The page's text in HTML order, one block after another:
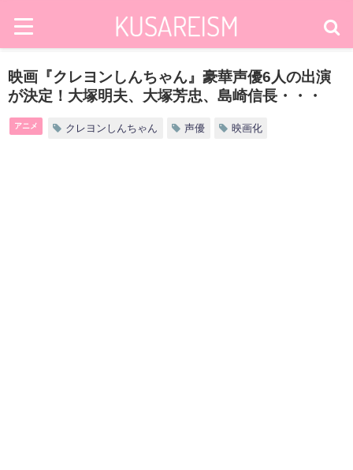
映画『クレヨンしんちゃん』豪華声優6人の出演
が決定！大塚明夫、大塚芳忠、島崎信長・・・
アニメ クレヨンしんちゃん 声優 映画化